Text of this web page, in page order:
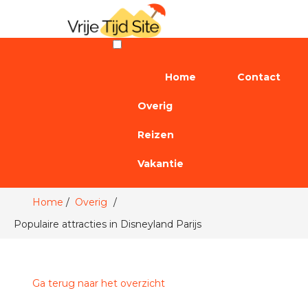
Home Contact
Overig
Reizen
Vakantie
Home
Overig
Populaire attracties in Disneyland Parijs
Ga terug naar het overzicht